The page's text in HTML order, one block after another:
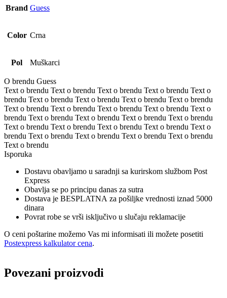
Brand Guess
Color Crna
Pol Muškarci
O brendu Guess
Text o brendu Text o brendu Text o brendu Text o brendu Text o
brendu Text o brendu Text o brendu Text o brendu Text o brendu
Text o brendu Text o brendu Text o brendu Text o brendu Text o
brendu Text o brendu Text o brendu Text o brendu Text o brendu
Text o brendu Text o brendu Text o brendu Text o brendu Text o
brendu Text o brendu Text o brendu Text o brendu Text o brendu
Text o brendu
Isporuka
Dostavu obavljamo u saradnji sa kurirskom službom Post
Express
Obavlja se po principu danas za sutra
Dostava je BESPLATNA za pošiljke vrednosti iznad 5000
dinara
Povrat robe se vrši isključivo u slučaju reklamacije
O ceni poštarine možemo Vas mi informisati ili možete posetiti
Postexpress kalkulator cena.
Povezani proizvodi